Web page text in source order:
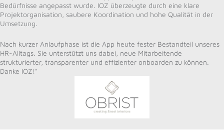
Bedürfnisse angepasst wurde. IOZ überzeugte durch eine klare
Projektorganisation, saubere Koordination und hohe Qualität in der
Umsetzung.
Nach kurzer Anlaufphase ist die App heute fester Bestandteil unseres
HR-Alltags. Sie unterstützt uns dabei, neue Mitarbeitende
strukturierter, transparenter und effizienter onboarden zu können.
Danke IOZ!"